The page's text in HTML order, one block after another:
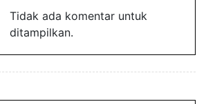
Tidak ada komentar untuk
ditampilkan.